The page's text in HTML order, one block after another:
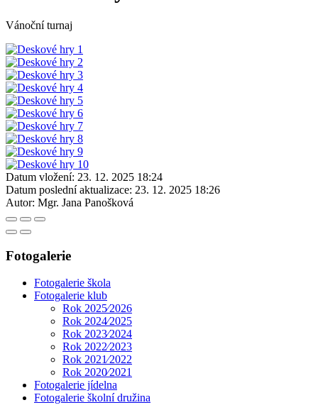
Vánoční turnaj
Datum vložení: 23. 12. 2025 18:24
Datum poslední aktualizace: 23. 12. 2025 18:26
Autor: Mgr. Jana Panošková
Fotogalerie
Fotogalerie škola
Fotogalerie klub
Rok 2025⁄2026
Rok 2024⁄2025
Rok 2023⁄2024
Rok 2022⁄2023
Rok 2021⁄2022
Rok 2020⁄2021
Fotogalerie jídelna
Fotogalerie školní družina